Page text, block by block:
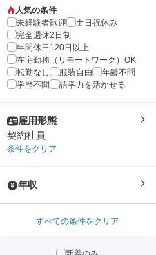
人気の条件
未経験者歓迎
土日祝休み
完全週休2日制
年間休日120日以上
在宅勤務（リモートワーク）OK
転勤なし
服装自由
年齢不問
学歴不問
語学力を活かせる
雇用形態
契約社員
条件をクリア
年収
すべての条件をクリア